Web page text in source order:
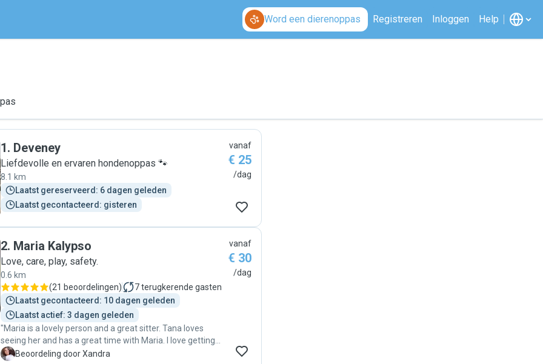
Word een dierenoppas Registreren Inloggen Help
1. Deveney
Liefdevolle en ervaren hondenoppas 🐾
8.1 km
Laatst gereserveerd: 6 dagen geleden
Laatst gecontacteerd: gisteren
vanaf
€ 25
/dag
2. Maria Kalypso
Love, care, play, safety.
0.6 km
(21 beoordelingen) 7terugkerende gasten
Laatst gecontacteerd: 10 dagen geleden
Laatst actief: 3 dagen geleden
"Maria is a lovely person and a great sitter. Tana loves
seeing her and has a great time with Maria. I love getting
photos of a happy doggy. "
X Beoordeling door Xandra
vanaf
€ 30
/dag